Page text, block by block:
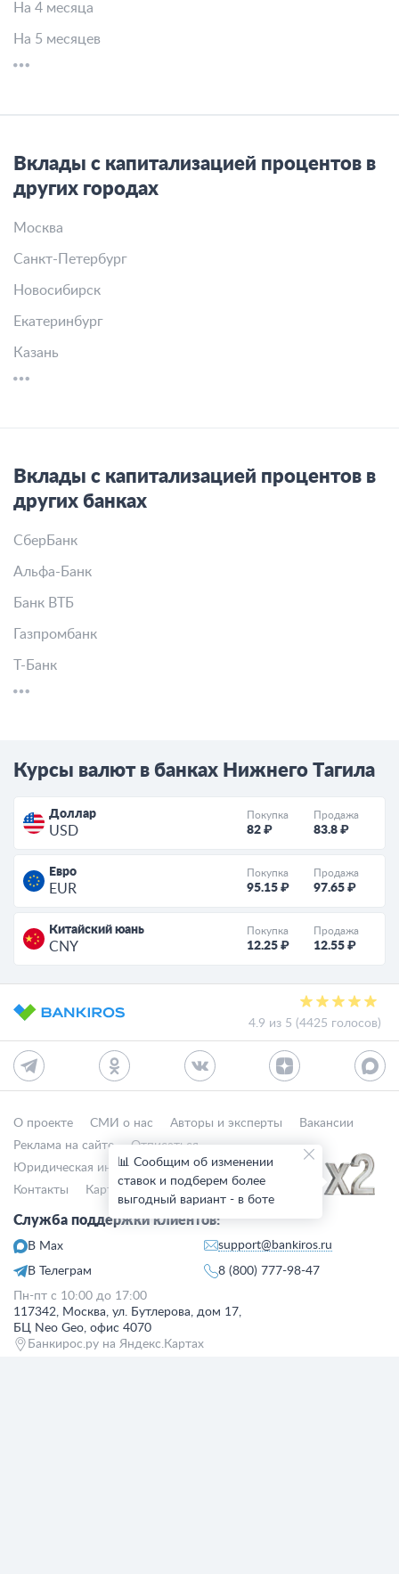
На 4 месяца
На 5 месяцев
Вклады с капитализацией процентов в
других городах
Москва
Санкт-Петербург
Новосибирск
Екатеринбург
Казань
Вклады с капитализацией процентов в
других банках
СберБанк
Альфа-Банк
Банк ВТБ
Газпромбанк
Т-Банк
Курсы валют в банках Нижнего Тагила
Доллар
USD
Покупка
82 ₽
Продажа
83.8 ₽
Евро
EUR
Покупка
95.15 ₽
Продажа
97.65 ₽
Китайский юань
CNY
Покупка
12.25 ₽
Продажа
12.55 ₽
4.9 из 5 (4425 голосов)
О проекте СМИ о нас Авторы и эксперты
Вакансии
Реклама на сайте
Отписаться
Юридическая информация
Персональные данные
Контакты
Карта сайта Деятельность в IT
Служба поддержки клиентов:
В Max
В Телеграм
support@bankiros.ru
8 (800) 777-98-47
Пн-пт с 10:00 до 17:00
117342, Москва, ул. Бутлерова, дом 17,
БЦ Neo Geo, офис 4070
Банкирос.ру на Яндекс.Картах
📊 Сообщим об изменении
ставок и подберем более
выгодный вариант - в боте